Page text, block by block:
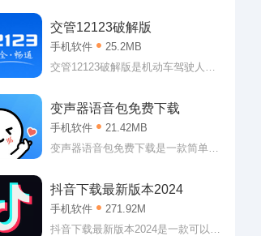
音乐下载免费2025最新版本作为当下
最强大的播放平台，可以说用户可以
在这里听到任何自己想听的歌曲。
嗯，怎么说的也会有翻唱版本或者是
是基本得到满足了!
交管12123破解版
手机软件
25.2MB
交管12123破解版是机动车驾驶人的
办理，各类机动车违章，在线缴交各
类罚款。驾驶证到期了，不要紧交管
12123破解版轻松一键申请年审。交
管12123破解版还能一键报考。喜欢
变声器语音包免费下载
手机软件
21.42MB
变声器语音包免费下载是一款简单有
费下载专门为游戏打造，虽然带着欺
骗属性，但是能够让大家的游戏体验
直线上升呢!不管是从对局的欢乐程度
上还是从队友的热情方面都是如此，
抖音下载最新版本2024
手机软件
271.92M
抖音下载最新版本2024是一款可以感